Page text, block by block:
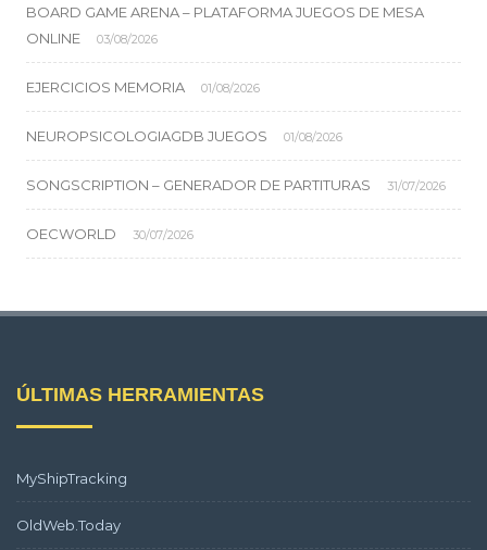
BOARD GAME ARENA – PLATAFORMA JUEGOS DE MESA
ONLINE
03/08/2026
EJERCICIOS MEMORIA 01/08/2026
NEUROPSICOLOGIAGDB JUEGOS 01/08/2026
SONGSCRIPTION – GENERADOR DE PARTITURAS 31/07/2026
OECWORLD 30/07/2026
ÚLTIMAS HERRAMIENTAS
MyShipTracking
OldWeb.Today